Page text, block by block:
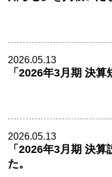
2026.05.13
「2026年3月期 決算
2026.05.13
「2026年3月期 決
た。